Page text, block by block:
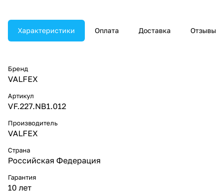
Характеристики Оплата Доставка Отзывы
Бренд
VALFEX
Артикул
VF.227.NB1.012
Производитель
VALFEX
Страна
Российская Федерация
Гарантия
10 лет